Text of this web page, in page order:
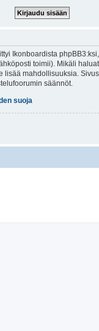
Ikonboardista
toimii). Mikäli
lisää mahdollisuuksia.
säännöt.
suoja